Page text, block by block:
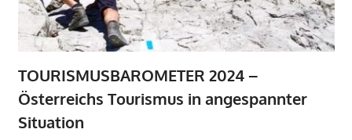
TOURISMUSBAROMETER 2024 –
Österreichs Tourismus in angespannter
Situation